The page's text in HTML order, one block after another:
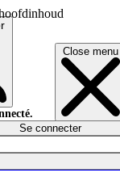
Close menu
Se connecter